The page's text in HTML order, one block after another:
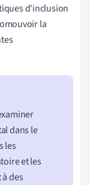
d'inclusion
la
dans le
les
et les
des